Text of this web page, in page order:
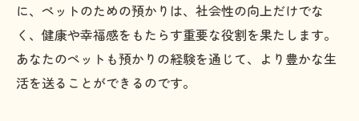
に、ペットのための預かりは、社会性の向上だけでな
く、健康や幸福感をもたらす重要な役割を果たします。
あなたのペットも預かりの経験を通じて、より豊かな生
活を送ることができるのです。